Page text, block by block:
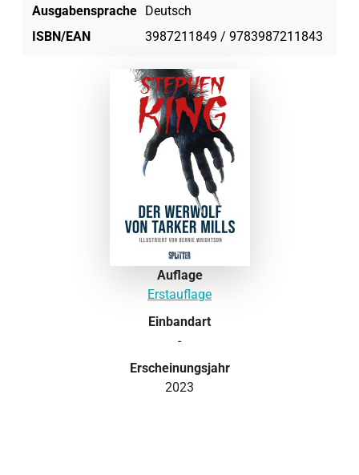
Ausgabensprache Deutsch
ISBN/EAN
3987211849 / 9783987211843
Auflage
Erstauflage
Einbandart
-
Erscheinungsjahr
2023